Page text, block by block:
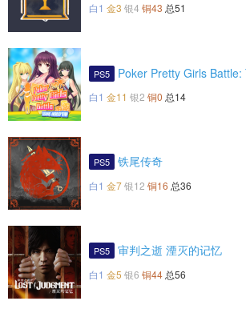
白1 金3 银4 铜43 总51
PS5 Poker Pretty Girls
白1 金11 银2 铜0 总14
PS5 铁尾传奇
白1 金7银12 铜16 总36
PS5 审判之逝 湮灭的记忆
白1 金5 银6 铜44 总56